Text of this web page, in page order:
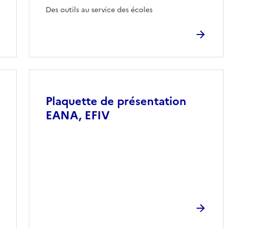
Des outils au service des écoles
Plaquette de présentation
EANA, EFIV